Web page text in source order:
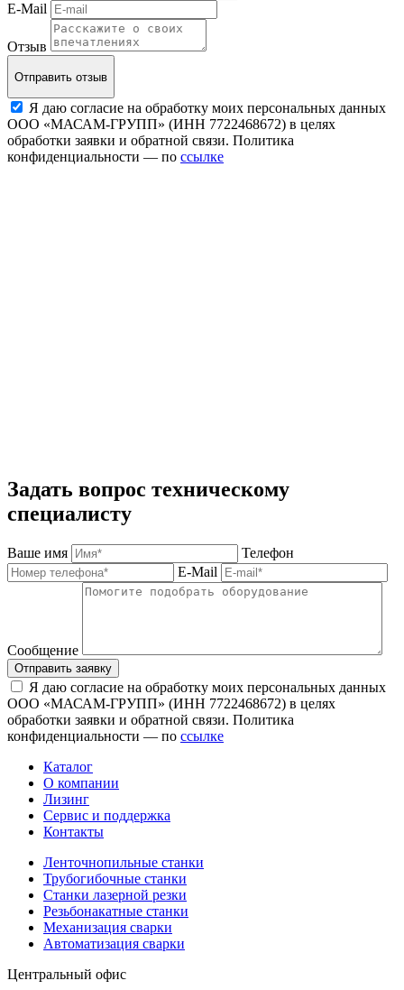
E-Mail
Отзыв
Отправить отзыв
Я даю согласие на обработку моих персональных данных
ООО «МАСАМ-ГРУПП» (ИНН 7722468672) в целях
обработки заявки и обратной связи. Политика
конфиденциальности — по ссылке
Задать вопрос техническому
специалисту
Ваше имя
Телефон
E-Mail
Сообщение
Отправить заявку
Я даю согласие на обработку моих персональных данных
ООО «МАСАМ-ГРУПП» (ИНН 7722468672) в целях
обработки заявки и обратной связи. Политика
конфиденциальности — по ссылке
Каталог
О компании
Лизинг
Сервис и поддержка
Контакты
Ленточнопильные станки
Трубогибочные станки
Станки лазерной резки
Резьбонакатные станки
Механизация сварки
Автоматизация сварки
Центральный офис